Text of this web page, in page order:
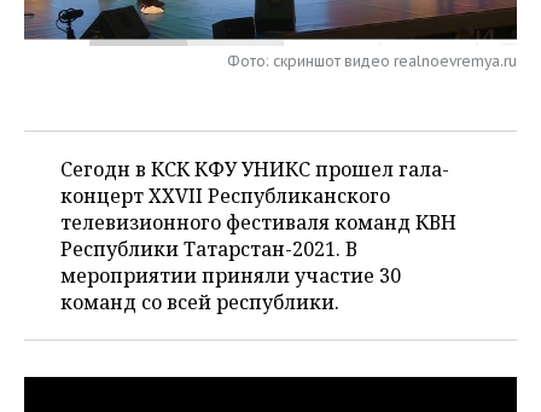
НЕФТЕХИМИЯ
ЭНЕРГЕТИКА
РОЗНИЧНАЯ ТОРГОВЛЯ
УСЛУГИ
НОВОСТИ ТЕХНОЛОГИЙ
МЕДИА
ТЕЛЕКОММУНИКАЦИИ
МЕРОПРИЯТИЯ
ВЫЕЗДНАЯ РЕДАКЦИЯ
БИЗНЕС-БРАНЧИ
ONLINE-КОНФЕРЕНЦИИ
НОВОСТИ СПОРТА
ФУТБОЛ
ХОККЕЙ
ВОЛЕЙБОЛ
ОБЩЕСТВО
НОВОСТИ ОБЩЕСТВА
ВЛАСТЬ
ИСТОРИЯ
ФОТОГАЛЕРЕЯ
СЮЖЕТЫ
СПИСОК ПЕРСОН
ПОЛНАЯ ВЕРСИЯ
Фото: скриншот видео realnoevremya.ru
Сегодн в КСК КФУ УНИКС прошел гала-
концерт XXVII Республиканского
телевизионного фестиваля команд КВН
Республики Татарстан-2021. В
мероприятии приняли участие 30
команд со всей республики.